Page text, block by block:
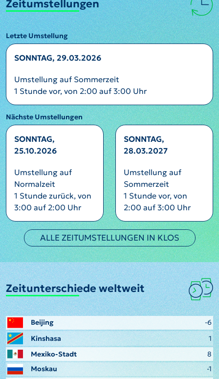
Zeitumstellungen
Letzte Umstellung
SONNTAG, 29.03.2026
Umstellung auf Sommerzeit
1 Stunde vor, von 2:00 auf 3:00 Uhr
Nächste Umstellungen
SONNTAG,
25.10.2026
Umstellung auf
Normalzeit
1 Stunde zurück, von
3:00 auf 2:00 Uhr
SONNTAG,
28.03.2027
Umstellung auf
Sommerzeit
1 Stunde vor, von
2:00 auf 3:00 Uhr
ALLE ZEITUMSTELLUNGEN IN KLOS
Zeitunterschiede weltweit
Beijing
-6
Kinshasa
1
Mexiko-Stadt
8
Moskau
-1